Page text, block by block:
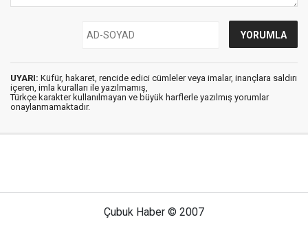
UYARI: Küfür, hakaret, rencide edici cümleler veya imalar, inançlara saldırı
içeren, imla kuralları ile yazılmamış,
Türkçe karakter kullanılmayan ve büyük harflerle yazılmış yorumlar
onaylanmamaktadır.
Çubuk Haber © 2007